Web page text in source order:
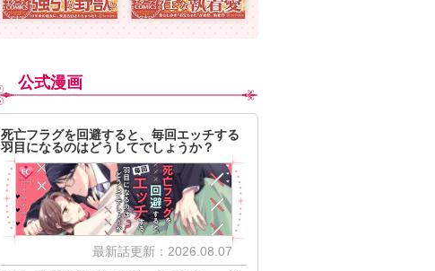
公式漫画
死亡フラグを回避すると、毎回エッチする
羽目になるのはどうしてでしょうか？
最新話更新：2026.08.07